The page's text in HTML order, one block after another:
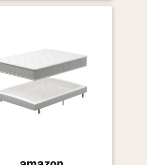
sa forme d’origine. Matière - Lattes en
- Acier renforcé. Pieds en Acier,
7 pieds (environ 26cm) - 36 lattes- Livré
en kit